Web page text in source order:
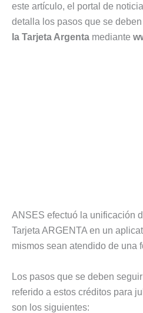
este artículo, el portal de
detalla los pasos que se
la Tarjeta Argenta mediante
ANSES efectuó la unificación
Tarjeta ARGENTA en un
mismos sean atendido de una
Los pasos que se deben
referido a estos créditos para
son los siguientes: